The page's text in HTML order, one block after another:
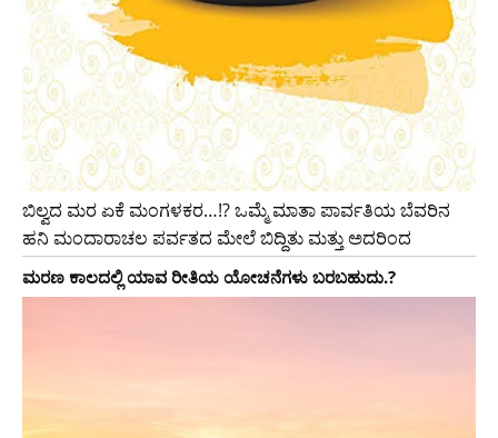
ಬಿಲ್ವದ ಮರ ಏಕೆ ಮಂಗಳಕರ…!? ಒಮ್ಮೆ ಮಾತಾ ಪಾರ್ವತಿಯ ಬೆವರಿನ
ಹನಿ ಮಂದಾರಾಚಲ ಪರ್ವತದ ಮೇಲೆ ಬಿದ್ದಿತು ಮತ್ತು ಅದರಿಂದ
ಮರಣ ಕಾಲದಲ್ಲಿ ಯಾವ ರೀತಿಯ ಯೋಚನೆಗಳು ಬರಬಹುದು.?